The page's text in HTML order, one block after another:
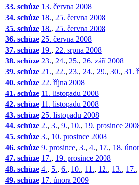
33. schůze 13. června 2008
34. schůze 18., 25. června 2008
35. schůze 18., 25. června 2008
36. schůze 25. června 2008
37. schůze 19., 22. srpna 2008
38. schůze 23., 24., 25., 26. září 2008
39. schůze 21., 22., 23., 24., 29., 30., 31.
40. schůze 22. října 2008
41. schůze 11. listopadu 2008
42. schůze 11. listopadu 2008
43. schůze 25. listopadu 2008
44. schůze 2., 3., 9., 10., 19. prosince
45. schůze 3., 10. prosince 2008
46. schůze 9. prosince, 3., 4., 17., 18.
47. schůze 17., 19. prosince 2008
48. schůze 4., 5., 6., 10., 11., 12., 13., 17.,
49. schůze 17. února 2009